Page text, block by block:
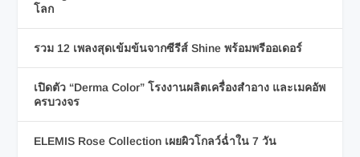
โลก
รวม 12 เพลงสุดเข้มข้นจากซีรีส์ Shine พร้อมพรีออเดอร์
เปิดตัว “Derma Color” โรงงานผลิตเครื่องสำอาง และเมคอัพ
ครบวงจร
ELEMIS Rose Collection เผยผิวโกลว์ฉ่ำใน 7 วัน